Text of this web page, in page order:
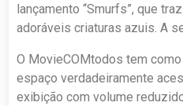
lançamento “Smurfs”, que
adoráveis criaturas azuis. A
O MovieCOMtodos tem
espaço verdadeiramente
exibição com volume